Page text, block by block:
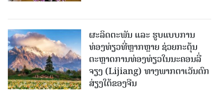
ຜະລິດຕະພັນ ແລະ ຮູບແບບການ
ທ່ອງທ່ຽວທີ່ຫຼາກຫຼາຍ ຊ່ວຍກະຕຸ້ນ
ຕະຫຼາດການທ່ອງທ່ຽວໃນນະຄອນລີ່
ຈຽງ (Lijiang) ທາງພາກຕາເວັນຕົກ
ສ່ຽງໃຕ້ຂອງຈີນ